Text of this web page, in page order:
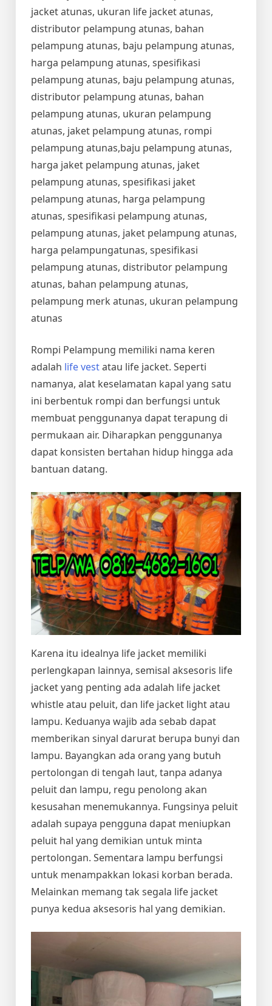
jacket atunas, ukuran life jacket atunas,
distributor pelampung atunas, bahan
pelampung atunas, baju pelampung atunas,
harga pelampung atunas, spesifikasi
pelampung atunas, baju pelampung atunas,
distributor pelampung atunas, bahan
pelampung atunas, ukuran pelampung
atunas, jaket pelampung atunas, rompi
pelampung atunas,baju pelampung atunas,
harga jaket pelampung atunas, jaket
pelampung atunas, spesifikasi jaket
pelampung atunas, harga pelampung
atunas, spesifikasi pelampung atunas,
pelampung atunas, jaket pelampung atunas,
harga pelampungatunas, spesifikasi
pelampung atunas, distributor pelampung
atunas, bahan pelampung atunas,
pelampung merk atunas, ukuran pelampung
atunas
Rompi Pelampung memiliki nama keren
adalah life vestatau life jacket. Seperti
namanya, alat keselamatan kapal yang satu
ini berbentuk rompi dan berfungsi untuk
membuat penggunanya dapat terapung di
permukaan air. Diharapkan penggunanya
dapat konsisten bertahan hidup hingga ada
bantuan datang.
Karena itu idealnya life jacket memiliki
perlengkapan lainnya, semisal aksesoris life
jacket yang penting ada adalah life jacket
whistle atau peluit, dan life jacket light atau
lampu. Keduanya wajib ada sebab dapat
memberikan sinyal darurat berupa bunyi dan
lampu. Bayangkan ada orang yang butuh
pertolongan di tengah laut, tanpa adanya
peluit dan lampu, regu penolong akan
kesusahan menemukannya. Fungsinya peluit
adalah supaya pengguna dapat meniupkan
peluit hal yang demikian untuk minta
pertolongan. Sementara lampu berfungsi
untuk menampakkan lokasi korban berada.
Melainkan memang tak segala life jacket
punya kedua aksesoris hal yang demikian.